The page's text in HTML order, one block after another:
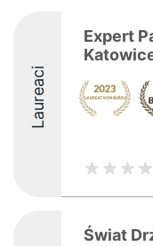
Laureaci
Expert
Świat